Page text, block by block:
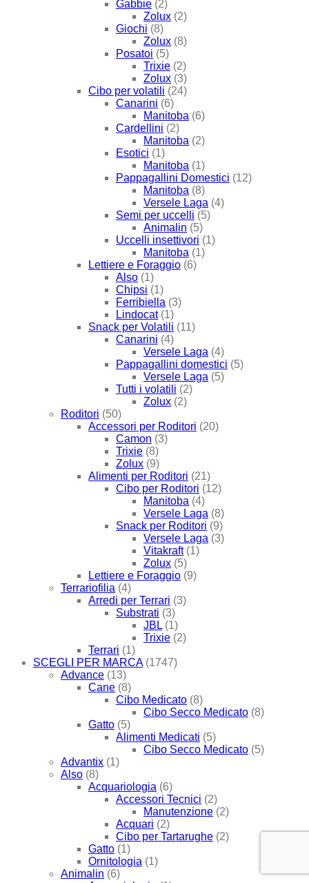
Gabbie (2)
Zolux (2)
Giochi (8)
Zolux (8)
Posatoi (5)
Trixie (2)
Zolux (3)
Cibo per volatili (24)
Canarini (6)
Manitoba (6)
Cardellini (2)
Manitoba (2)
Esotici (1)
Manitoba (1)
Pappagallini Domestici (12)
Manitoba (8)
Versele Laga (4)
Semi per uccelli (5)
Animalin (5)
Uccelli insettivori (1)
Manitoba (1)
Lettiere e Foraggio (6)
Also (1)
Chipsi (1)
Ferribiella (3)
Lindocat (1)
Snack per Volatili (11)
Canarini (4)
Versele Laga (4)
Pappagallini domestici (5)
Versele Laga (5)
Tutti i volatili (2)
Zolux (2)
Roditori (50)
Accessori per Roditori (20)
Camon (3)
Trixie (8)
Zolux (9)
Alimenti per Roditori (21)
Cibo per Roditori (12)
Manitoba (4)
Versele Laga (8)
Snack per Roditori (9)
Versele Laga (3)
Vitakraft (1)
Zolux (5)
Lettiere e Foraggio (9)
Terrariofilia (4)
Arredi per Terrari (3)
Substrati (3)
JBL (1)
Trixie (2)
Terrari (1)
SCEGLI PER MARCA (1747)
Advance (13)
Cane (8)
Cibo Medicato (8)
Cibo Secco Medicato (8)
Gatto (5)
Alimenti Medicati (5)
Cibo Secco Medicato (5)
Advantix (1)
Also (8)
Acquariologia (6)
Accessori Tecnici (2)
Manutenzione (2)
Acquari (2)
Cibo per Tartarughe (2)
Gatto (1)
Ornitologia (1)
Animalin (6)